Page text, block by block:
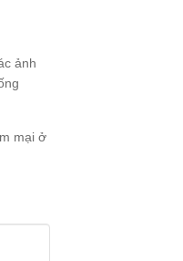
ảnh
mại ở